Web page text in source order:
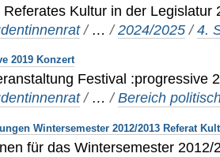
Kultur in der Legislatur
/ …/2024/2025 /4.
2019 Konzert
Festival :progressive
/ …/Bereich
Wintersemester 2012/2013 Referat
für das Wintersemester 2012/